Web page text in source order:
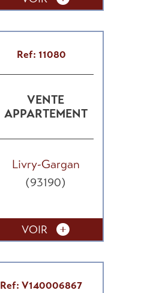
Ref: 11080
VENTE
APPARTEMENT
Livry-Gargan
(93190)
VOIR
Ref: V140006867